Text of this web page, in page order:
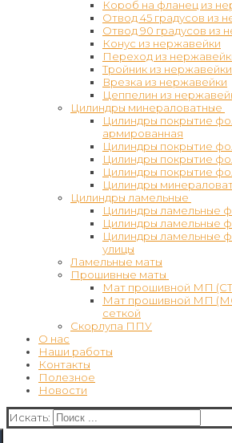
Короб на фланец из
Отвод 45 градусов из
Отвод 90 градусов из
Конус из нержавейки
Переход из
Тройник из нержавейки
Врезка из нержавейки
Цеппелин из
Цилиндры минераловатные
Цилиндры покрытие
армированная
Цилиндры покрытие
Цилиндры покрытие
Цилиндры покрытие
Цилиндры
Цилиндры ламельные
Цилиндры ламельные
Цилиндры ламельные
Цилиндры ламельные
улицы
Ламельные маты
Прошивные маты
Мат прошивной МП
Мат прошивной МП
сеткой
Скорлупа ППУ
О нас
Наши работы
Контакты
Полезное
Новости
Искать: